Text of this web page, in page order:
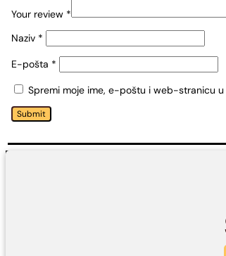
Your review *
Naziv *
E-pošta *
Spremi moje ime, e-poštu i web-stranicu
Submit